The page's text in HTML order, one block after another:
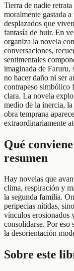
Tierra de nadie
moralmente gastada
desplazados que
fantasía de huir. En
organiza la novela
conversaciones,
sentimentales
imaginada de Faruru,
no hacer daño ni ser
contrapeso simbólico
clara. La novela
medio de la inercia,
obra temprana
extraordinariamente
Qué
resumen
Hay novelas que
clima, respiración y
la segunda familia.
peripecias nítidas,
vínculos erosionados
consolidarse. Por
la desorientación
Sobre este